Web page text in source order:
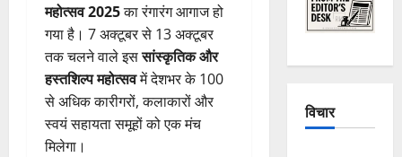
महोत्सव 2025का रंगारंग आगाज हो
गया है। 7 अक्टूबर से 13 अक्टूबर
तक चलने वाले इससांस्कृतिक और
हस्तशिल्प महोत्सवमें देशभर के 100
से अधिक कारीगरों, कलाकारों और
स्वयं सहायता समूहों को एक मंच
मिलेगा।
विचार